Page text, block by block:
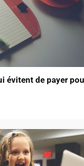
évitent de payer